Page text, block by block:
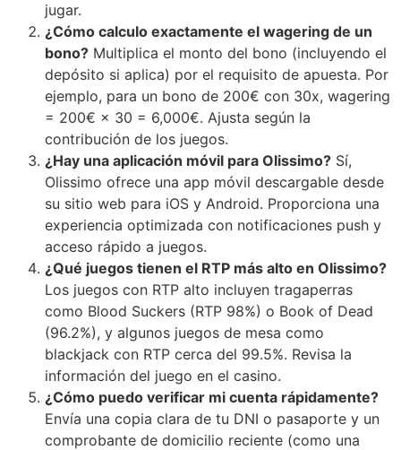
jugar.
¿Cómo calculo exactamente el wagering de un
bono? Multiplica el monto del bono (incluyendo el
depósito si aplica) por el requisito de apuesta. Por
ejemplo, para un bono de 200€ con 30x, wagering
= 200€ × 30 = 6,000€. Ajusta según la
contribución de los juegos.
¿Hay una aplicación móvil para Olissimo? Sí,
Olissimo ofrece una app móvil descargable desde
su sitio web para iOS y Android. Proporciona una
experiencia optimizada con notificaciones push y
acceso rápido a juegos.
¿Qué juegos tienen el RTP más alto en Olissimo?
Los juegos con RTP alto incluyen tragaperras
como Blood Suckers (RTP 98%) o Book of Dead
(96.2%), y algunos juegos de mesa como
blackjack con RTP cerca del 99.5%. Revisa la
información del juego en el casino.
¿Cómo puedo verificar mi cuenta rápidamente?
Envía una copia clara de tu DNI o pasaporte y un
comprobante de domicilio reciente (como una